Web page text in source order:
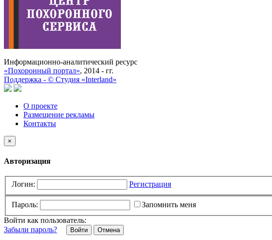
Информационно-аналитический ресурс
«Похоронный портал», 2014 - гг.
Поддержка - © Cтудия «Interland»
О проекте
Размещение рекламы
Контакты
×
Авторизация
Логин: Регистрация
Пароль:
Запомнить меня
Войти как пользователь:
Забыли пароль?
Отмена